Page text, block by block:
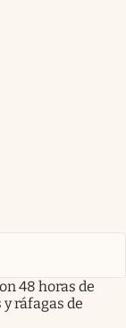
48 horas de
ráfagas de